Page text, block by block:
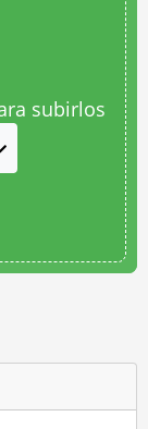
subirlos